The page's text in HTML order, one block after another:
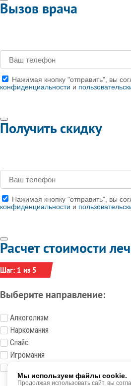
Мы используем файлы cookie.
Продолжая использовать сайт, вы
Вызов врача
Нажимая кнопку "отправить", вы
конфиденциальности и
Получить скидку
Нажимая кнопку "отправить", вы
конфиденциальности и
Расчет стоимости
Шаг: 1 из 5
Выберите направление:
Алкоголизм
Наркомания
Спайс
Игромания